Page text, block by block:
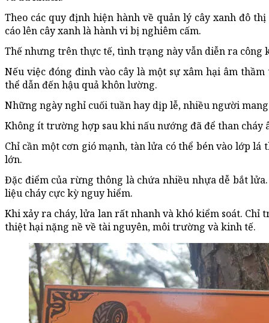
Theo các quy định hiện hành về quản lý cây xanh đô
cáo lên cây xanh là hành vi bị nghiêm cấm.
Thế nhưng trên thực tế, tình trạng này vẫn diễn ra công
Nếu việc đóng đinh vào cây là một sự xâm hại âm
thể dẫn đến hậu quả khôn lường.
Những ngày nghỉ cuối tuần hay dịp lễ, nhiều người
Không ít trường hợp sau khi nấu nướng đã để than cháy
Chỉ cần một cơn gió mạnh, tàn lửa có thể bén vào lớp
lớn.
Đặc điểm của rừng thông là chứa nhiều nhựa dễ bắt
liệu cháy cực kỳ nguy hiểm.
Khi xảy ra cháy, lửa lan rất nhanh và khó kiểm soát.
thiệt hại nặng nề về tài nguyên, môi trường và kinh tế.